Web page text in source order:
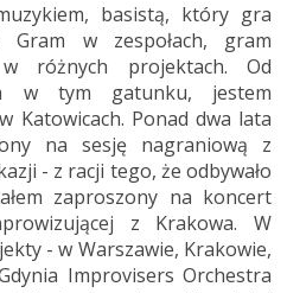
basistą, który gra
Gram w zespołach, gram
różnych projektach. Od
w tym gatunku, jestem
Katowicach. Ponad dwa lata
na sesję nagraniową z
- z racji tego, że odbywało
zaproszony na koncert
z Krakowa. W
- w Warszawie, Krakowie,
Improvisers Orchestra